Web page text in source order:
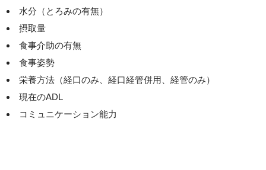
水分（とろみの有無）
摂取量
食事介助の有無
食事姿勢
栄養方法（経口のみ、経口経管併用、経管のみ）
現在のADL
コミュニケーション能力